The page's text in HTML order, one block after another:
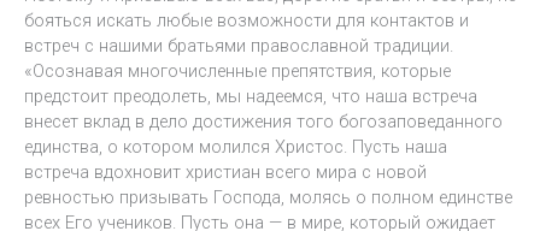
бояться искать любые возможности для контактов и
встреч с нашими братьями православной традиции.
«Осознавая многочисленные препятствия, которые
предстоит преодолеть, мы надеемся, что наша встреча
внесет вклад в дело достижения того богозаповеданного
единства, о котором молился Христос. Пусть наша
встреча вдохновит христиан всего мира с новой
ревностью призывать Господа, молясь о полном единстве
всех Его учеников. Пусть она — в мире, который ожидает